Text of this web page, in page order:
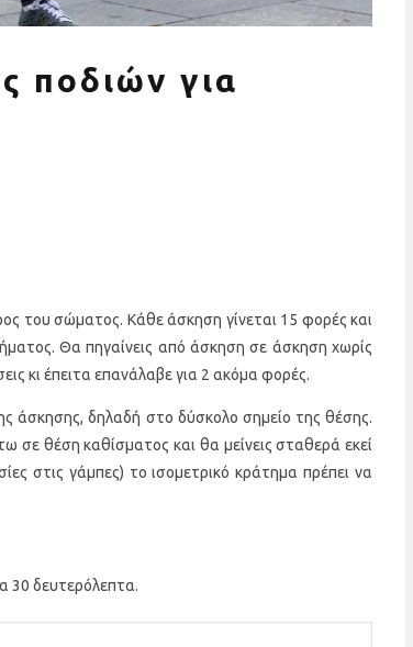
ποδιών για
του σώματος. Κάθε άσκηση γίνεται 15 φορές και
Θα πηγαίνεις από άσκηση σε άσκηση χωρίς
κι έπειτα επανάλαβε για 2 ακόμα φορές.
άσκησης, δηλαδή στο δύσκολο σημείο της θέσης.
σε θέση καθίσματος και θα μείνεις σταθερά εκεί
στις γάμπες) το ισομετρικό κράτημα πρέπει να
30 δευτερόλεπτα.
Τρέχουμε όλοι για όλους: Η
την ισότητα για δεύτερη
χρονιά στον 13o